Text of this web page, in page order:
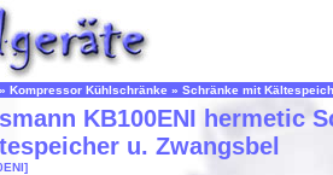
» Kompressor Kühlschränke » Schränke mit
KB100ENI hermetic
u. Zwangsbel